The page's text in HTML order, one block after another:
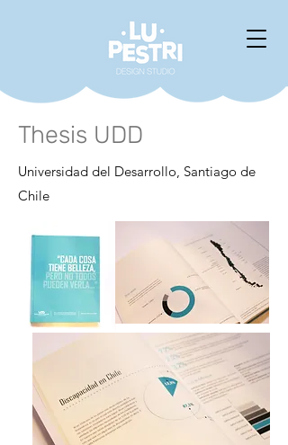
Thesis UDD
Universidad del Desarrollo, Santiago de
Chile​